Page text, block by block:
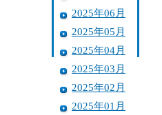
2025年06月
2025年05月
2025年04月
2025年03月
2025年02月
2025年01月